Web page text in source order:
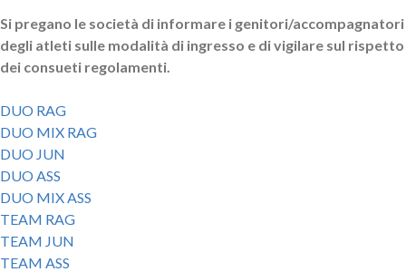
Si pregano le società di informare i genitori/accompagnatori
degli atleti sulle modalità di ingresso e di vigilare sul rispetto
dei consueti regolamenti.
DUO RAG
DUO MIX RAG
DUO JUN
DUO ASS
DUO MIX ASS
TEAM RAG
TEAM JUN
TEAM ASS